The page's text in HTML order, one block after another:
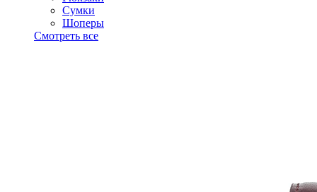
Сумки
Шоперы
Смотреть все